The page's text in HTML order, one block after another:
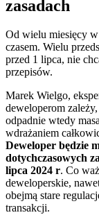
zasadach
Od wielu miesięcy
czasem. Wielu
przed 1 lipca, nie
przepisów.
Marek Wielgo,
deweloperom
odpadnie wtedy
wdrażaniem
Deweloper będzie
dotychczasowych
lipca 2024 r. Co
deweloperskie,
obejmą stare
transakcji.